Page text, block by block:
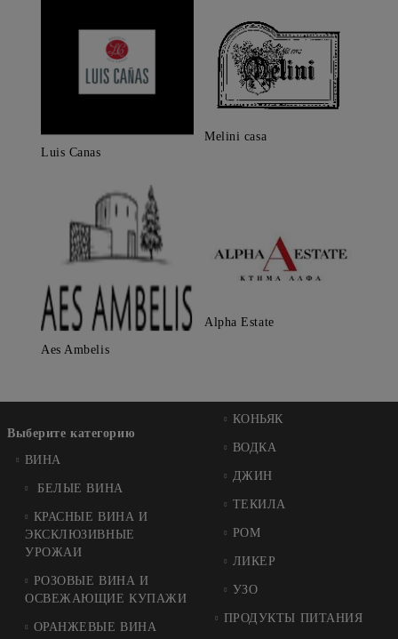
Luis Canas
Melini casa
Aes Ambelis
Alpha Estate
Выберите категорию
ВИНA
БЕЛЫЕ ВИНА
КРАСНЫЕ ВИНА И
ЭКСКЛЮЗИВНЫЕ
УРОЖАИ
РОЗОВЫЕ ВИНА И
ОСВЕЖАЮЩИЕ КУПАЖИ
ОРАНЖЕВЫЕ ВИНА
КОНЬЯК
ВОДКА
ДЖИН
ТЕКИЛА
РОМ
ЛИКЕР
УЗО
ПРОДУКТЫ ПИТАНИЯ